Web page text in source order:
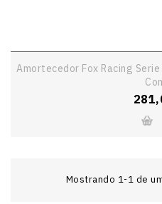
Amortecedor Fox Racing
Mostrando 1-1 de